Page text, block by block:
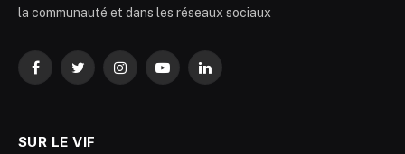
la communauté et dans les réseaux sociaux
FacebookTwitterInstagramYouTubeLinkedIn
SUR LE VIF